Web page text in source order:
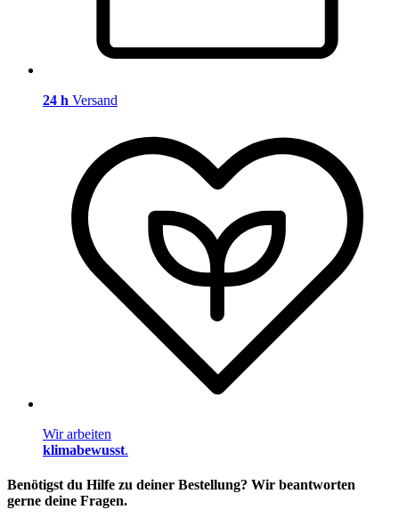
24 h Versand
Wir arbeiten
klimabewusst.
Benötigst du Hilfe zu deiner Bestellung? Wir beantworten
gerne deine Fragen.